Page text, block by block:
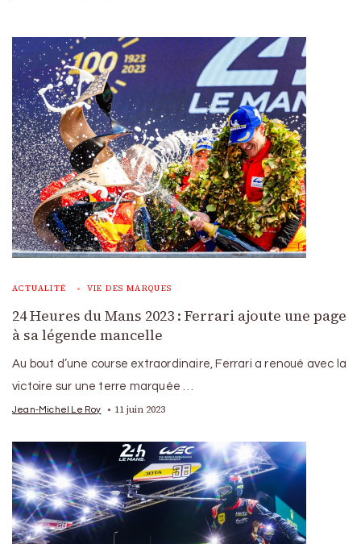
ACTUALITÉ VIE DES MARQUES
24 Heures du Mans 2023 : Ferrari ajoute une page
à sa légende mancelle
Au bout d’une course extraordinaire, Ferrari a renoué avec la
victoire sur une terre marquée …
Jean-Michel Le Roy 11 juin 2023